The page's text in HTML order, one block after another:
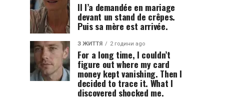
Il l’a demandée en mariage
devant un stand de crêpes.
Puis sa mère est arrivée.
З ЖИТТЯ 2 години ago
For a long time, I couldn’t
figure out where my card
money kept vanishing. Then I
decided to trace it. What I
discovered shocked me.